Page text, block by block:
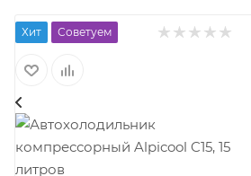
Хит Советуем